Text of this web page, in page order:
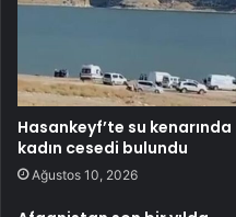
Hasankeyf’te su kenarında
kadın cesedi bulundu
Ağustos 10, 2026